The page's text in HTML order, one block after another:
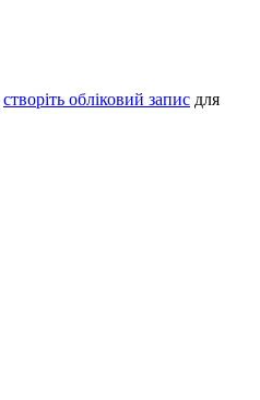
створіть обліковий запис для